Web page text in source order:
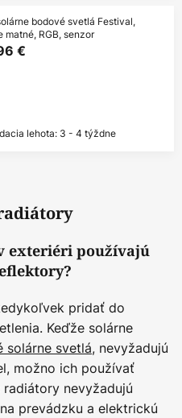
bodové svetlá Festival,
matné, RGB, senzor
€
lehota: 3 - 4 týždne
exteriéri používajú
pridať do
Keďže solárne
solárne svetlá, nevyžadujú
možno ich používať
nevyžadujú
prevádzku a elektrickú